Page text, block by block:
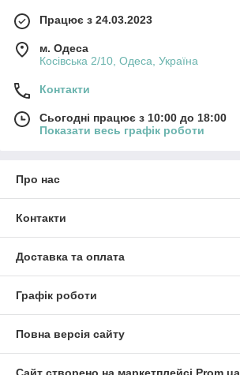
Працює з 24.03.2023
м. Одеса
Косівська 2/10, Одеса, Україна
Контакти
Сьогодні працює з 10:00 до 18:00
Показати весь графік роботи
Про нас
Контакти
Доставка та оплата
Графік роботи
Повна версія сайту
Сайт створено на маркетплейсі Prom.ua